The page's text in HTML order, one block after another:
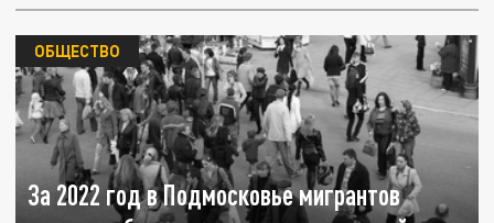
За 2022 год в Подмосковье мигрантов
ОБЩЕСТВО